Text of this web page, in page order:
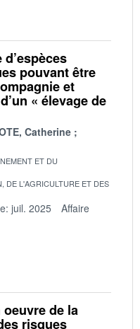
pouvant être
et
« élevage de
Catherine
ET DU
DE L'AGRICULTURE ET DES
juil. 2025
Affaire
de la
risques